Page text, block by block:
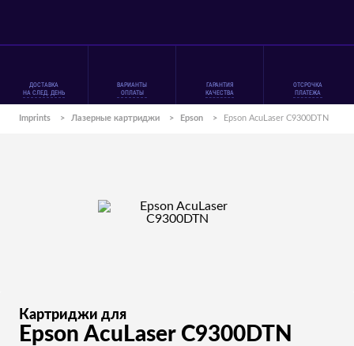
ДОСТАВКА
НА СЛЕД. ДЕНЬ
ВАРИАНТЫ
ОПЛАТЫ
ГАРАНТИЯ
КАЧЕСТВА
ОТСРОЧКА
ПЛАТЕЖА
Imprints > Лазерные картриджи > Epson > Epson AcuLaser C9300DTN
Картриджи для
Epson AcuLaser C9300DTN